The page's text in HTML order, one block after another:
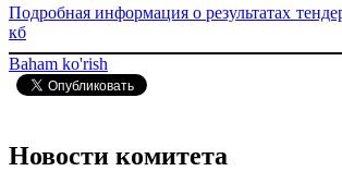
Подробная информация о результатах
кб
Baham ko'rish
Новости комитета